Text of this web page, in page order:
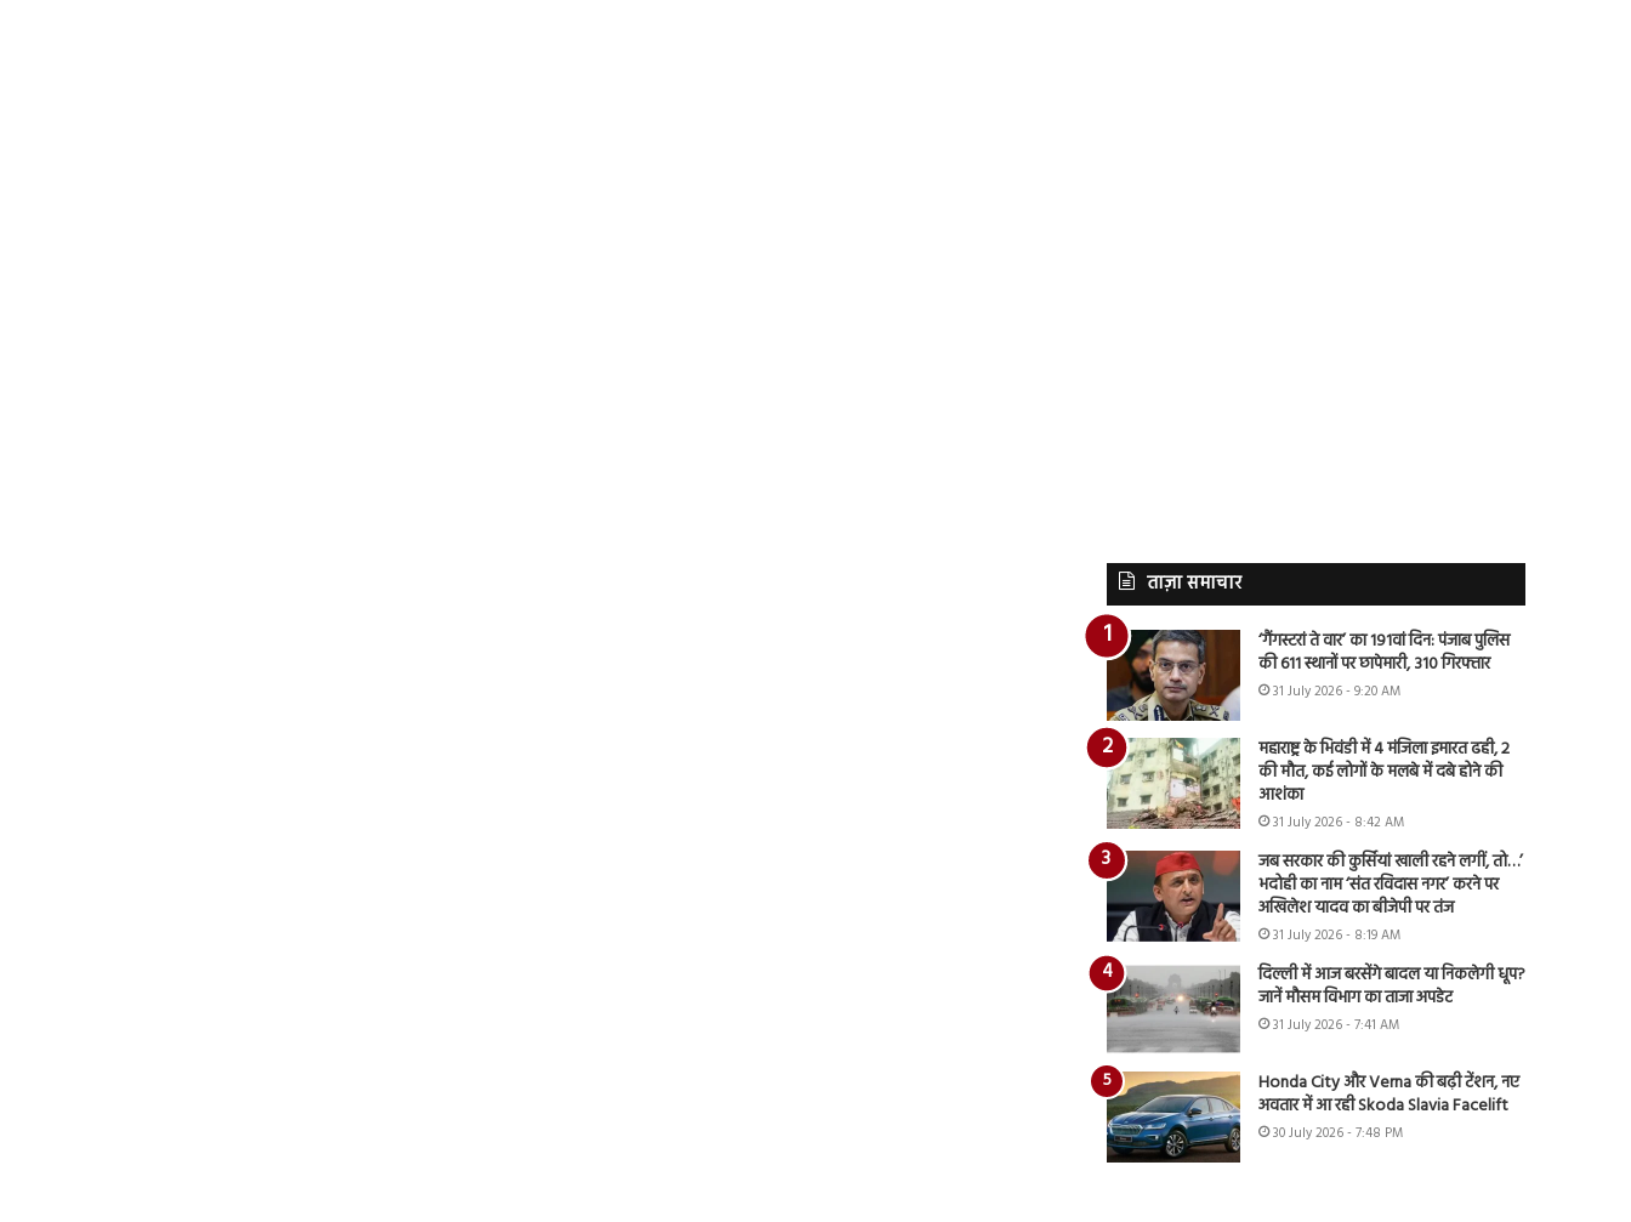
ताज़ा समाचार
‘गैंगस्टरां ते वार’ का 191वां दिन: पंजाब पुलिस
की 611 स्थानों पर छापेमारी, 310 गिरफ्तार
31 July 2026 - 9:20 AM
महाराष्ट्र के भिवंडी में 4 मंजिला इमारत ढही, 2
की मौत, कई लोगों के मलबे में दबे होने की
आशंका
31 July 2026 - 8:42 AM
जब सरकार की कुर्सियां खाली रहने लगीं, तो…’
भदोही का नाम ‘संत रविदास नगर’ करने पर
अखिलेश यादव का बीजेपी पर तंज
31 July 2026 - 8:19 AM
दिल्ली में आज बरसेंगे बादल या निकलेगी धूप?
जानें मौसम विभाग का ताजा अपडेट
31 July 2026 - 7:41 AM
Honda City और Verna की बढ़ी टेंशन, नए
अवतार में आ रही Skoda Slavia Facelift
30 July 2026 - 7:48 PM